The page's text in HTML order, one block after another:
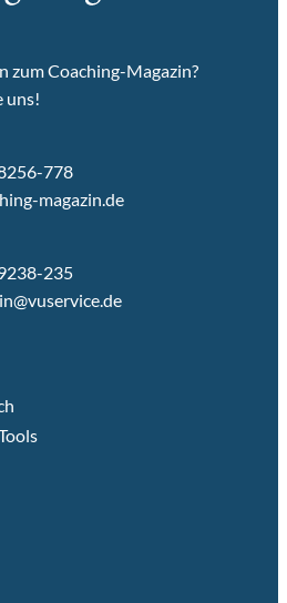
zum Coaching-Magazin?
uns!
778
magazin.de
235